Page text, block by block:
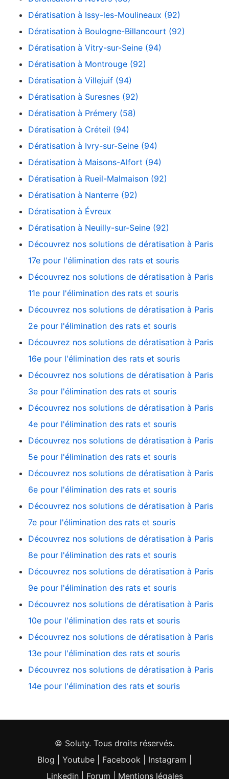
Dératisation à Issy-les-Moulineaux (92)
Dératisation à Boulogne-Billancourt (92)
Dératisation à Vitry-sur-Seine (94)
Dératisation à Montrouge (92)
Dératisation à Villejuif (94)
Dératisation à Suresnes (92)
Dératisation à Prémery (58)
Dératisation à Créteil (94)
Dératisation à Ivry-sur-Seine (94)
Dératisation à Maisons-Alfort (94)
Dératisation à Rueil-Malmaison (92)
Dératisation à Nanterre (92)
Dératisation à Évreux
Dératisation à Neuilly-sur-Seine (92)
Découvrez nos solutions de dératisation à Paris
17e pour l'élimination des rats et souris
Découvrez nos solutions de dératisation à Paris
11e pour l'élimination des rats et souris
Découvrez nos solutions de dératisation à Paris
2e pour l'élimination des rats et souris
Découvrez nos solutions de dératisation à Paris
16e pour l'élimination des rats et souris
Découvrez nos solutions de dératisation à Paris
3e pour l'élimination des rats et souris
Découvrez nos solutions de dératisation à Paris
4e pour l'élimination des rats et souris
Découvrez nos solutions de dératisation à Paris
5e pour l'élimination des rats et souris
Découvrez nos solutions de dératisation à Paris
6e pour l'élimination des rats et souris
Découvrez nos solutions de dératisation à Paris
7e pour l'élimination des rats et souris
Découvrez nos solutions de dératisation à Paris
8e pour l'élimination des rats et souris
Découvrez nos solutions de dératisation à Paris
9e pour l'élimination des rats et souris
Découvrez nos solutions de dératisation à Paris
10e pour l'élimination des rats et souris
Découvrez nos solutions de dératisation à Paris
13e pour l'élimination des rats et souris
Découvrez nos solutions de dératisation à Paris
14e pour l'élimination des rats et souris
© Soluty. Tous droits réservés.
Blog
Youtube Facebook Instagram
Linkedin| Forum Mentions légales